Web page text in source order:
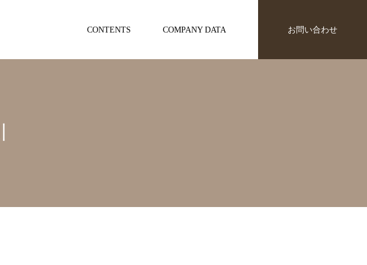
CONTENTS COMPANY DATA お問い合わせ